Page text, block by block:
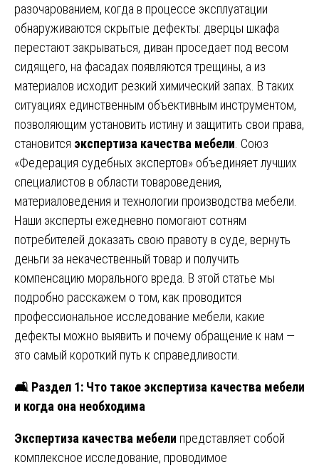
разочарованием, когда в процессе эксплуатации
обнаруживаются скрытые дефекты: дверцы шкафа
перестают закрываться, диван проседает под весом
сидящего, на фасадах появляются трещины, а из
материалов исходит резкий химический запах. В таких
ситуациях единственным объективным инструментом,
позволяющим установить истину и защитить свои права,
становится экспертиза качества мебели . Союз
«Федерация судебных экспертов» объединяет лучших
специалистов в области товароведения,
материаловедения и технологии производства мебели.
Наши эксперты ежедневно помогают сотням
потребителей доказать свою правоту в суде, вернуть
деньги за некачественный товар и получить
компенсацию морального вреда. В этой статье мы
подробно расскажем о том, как проводится
профессиональное исследование мебели, какие
дефекты можно выявить и почему обращение к нам —
это самый короткий путь к справедливости.
🛋️ Раздел 1: Что такое экспертиза качества мебели
и когда она необходима
Экспертиза качества мебели представляет собой
комплексное исследование, проводимое